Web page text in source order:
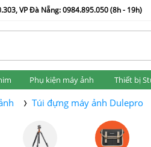
VP Đà Nẵng: 0984.895.050 (8h - 19h)
Phụ kiện máy ảnh Thiết bị
Túi đựng máy ảnh Dulepro